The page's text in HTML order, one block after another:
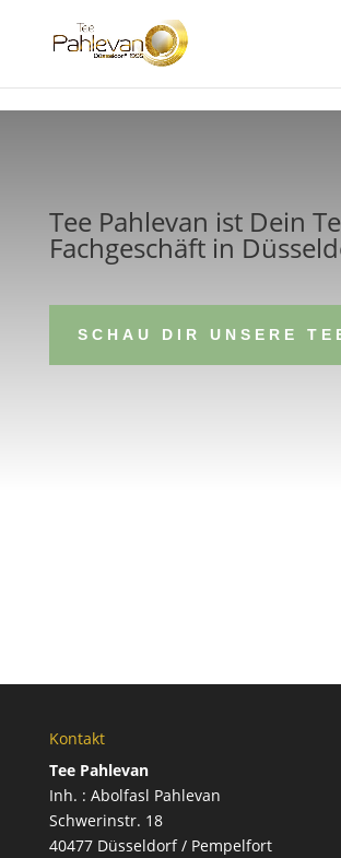
Tee Pahlevan ist Dein
Fachgeschäft in
SCHAU DIR UNSERE
Kontakt
Tee Pahlevan
Inh. : Abolfasl Pahlevan
Schwerinstr. 18
40477 Düsseldorf / Pempelfort